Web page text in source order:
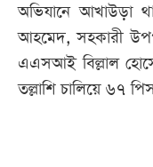
অভিযানে আখাউড়া
আহমেদ, সহকারী
এএসআই বিল্লাল
তল্লাশি চালিয়ে ৬৭